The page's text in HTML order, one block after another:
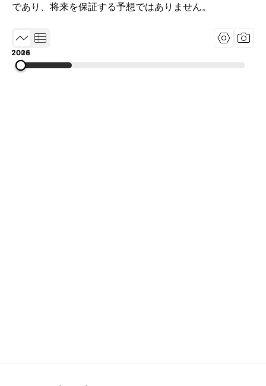
であり、将来を保証する予想ではありません。
2004
2015
2026